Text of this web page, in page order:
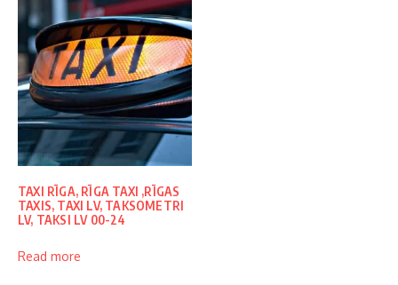
TAXI RĪGA, RĪGA TAXI ,RĪGAS
TAXIS, TAXI LV, TAKSOMETRI
LV, TAKSI LV 00-24
Read more